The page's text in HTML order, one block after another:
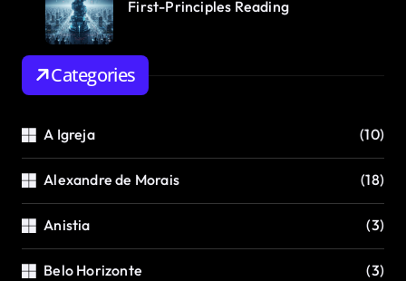
First-Principles Reading
Categories
A Igreja (10)
Alexandre de Morais (18)
Anistia (3)
Belo Horizonte (3)